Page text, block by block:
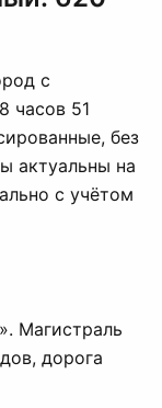
с
часов 51
без
актуальны на
с учётом
Магистраль
дорога